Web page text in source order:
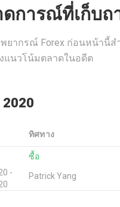
การณ์ที่เก็บถ
พยากรณ์ Forex ก่อนหน้านี้ส
แนวโน้มตลาดในอดีต
ทิศทาง
Patrick Yang
ซื้อ
-